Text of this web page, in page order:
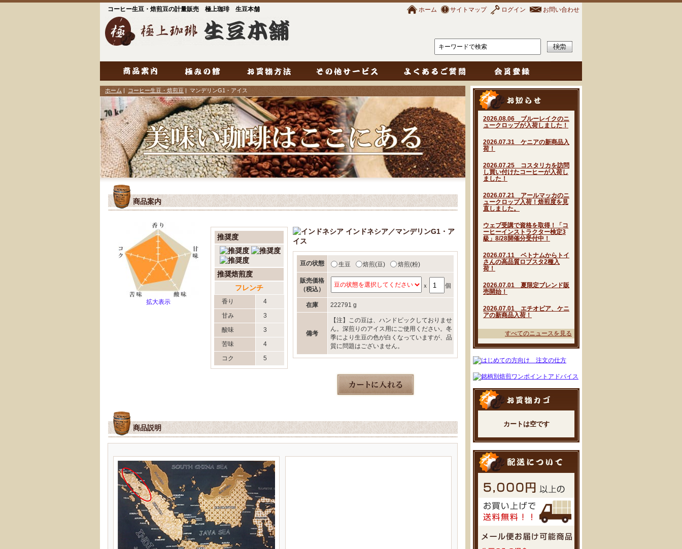
コーヒー生豆・焙煎豆の計量販売 極上珈琲 生豆本舗 ホーム サイトマップ ログイン お問い合わせ
2026.08.06 ブルーレイクのニ
ュークロップが入荷しました！
2026.07.31 ケニアの新商品入
荷！
2026.07.25 コスタリカを訪問
し買い付けたコーヒーが入荷し
ました！
2026.07.21 アールマッカのニ
ュークロップ入荷！焙煎度を見
直しました。
ウェブ受講で資格を取得！「コ
ーヒーインストラクター検定3
級」8/28開催分受付中！
2026.07.11 ベトナムからトイ
さんの高品質ロブスタ2種入
荷！
2026.07.01 夏限定ブレンド販
売開始！
2026.07.01 エチオピア、ケニ
アの新商品入荷！
すべてのニュースを見る
カートは空です
ホーム | コーヒー生豆・焙煎豆 | マンデリンG1・アイス
商品案内
拡大表示
インドネシア／マンデリンG1・ア
イス
豆の状態 生豆 焙煎(豆) 焙煎(粉)
販売価格
（税込）
ｘ 個
在庫 222791 g
備考
【注】この豆は、ハンドピックしておりませ
ん。深煎りのアイス用にご使用ください。冬
季により生豆の色が白くなっていますが、品
質に問題はございません。
推奨度
推奨焙煎度
フレンチ
香り
4
甘み
3
酸味
3
苦味
4
コク
5
商品説明